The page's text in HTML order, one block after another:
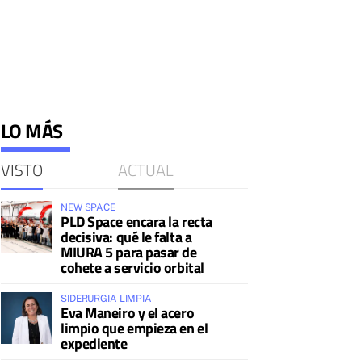
LO MÁS
VISTO ACTUAL
NEW SPACE
PLD Space encara la recta
decisiva: qué le falta a
MIURA 5 para pasar de
cohete a servicio orbital
SIDERURGIA LIMPIA
Eva Maneiro y el acero
limpio que empieza en el
expediente